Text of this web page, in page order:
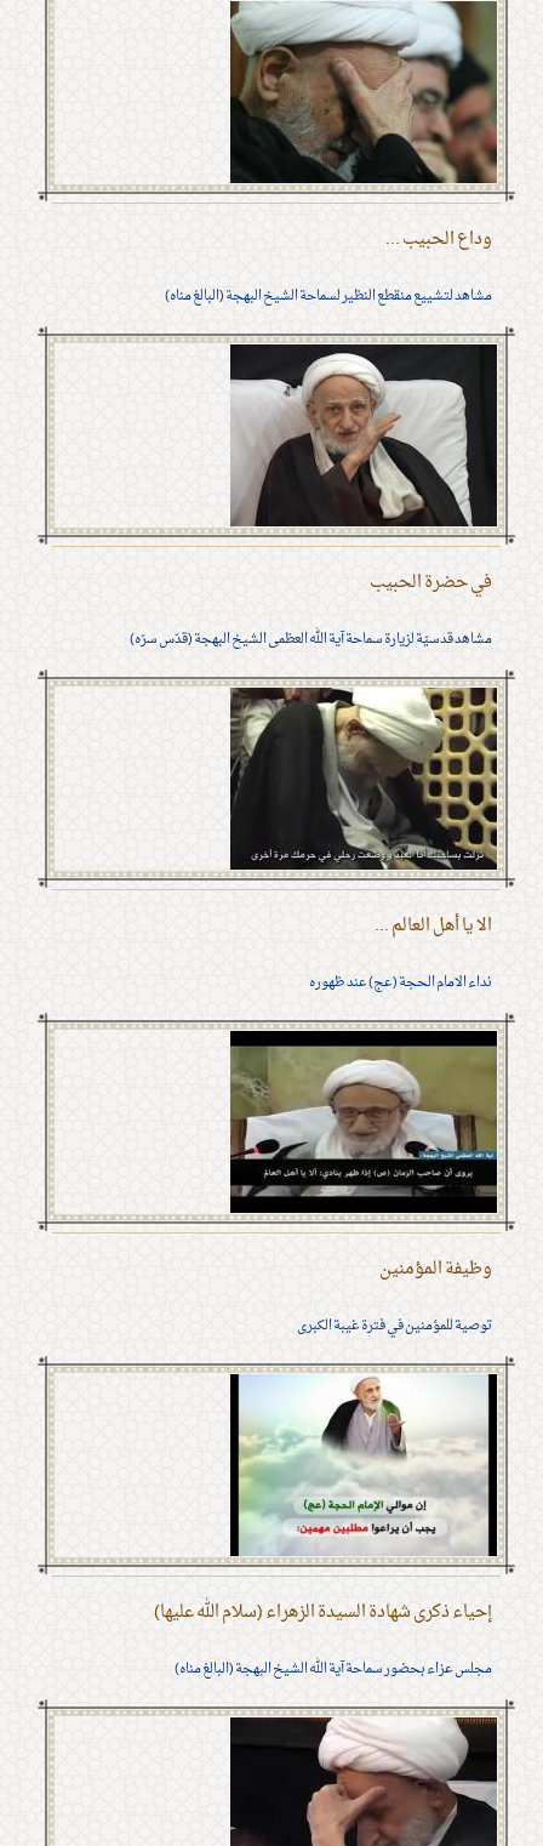
وداع الحبيب ...
مشاهد لتشييع منقطع النظير لسماحة الشيخ البهجة (البالغ مناه)
في حضرة الحبيب
مشاهد قدسيّة لزيارة سماحة آية الله العظمى الشيخ البهجة (قدّس سرّه)
الا يا أهل العالم ...
نداء الامام الحجة (عج) عند ظهوره
وظيفة المؤمنين
توصية للمؤمنين في فترة غيبة الكبرى
إحياء ذكرى شهادة السيدة الزهراء (سلام الله عليها)
مجلس عزاء بحضور سماحة آية الله الشيخ البهجة (البالغ مناه)